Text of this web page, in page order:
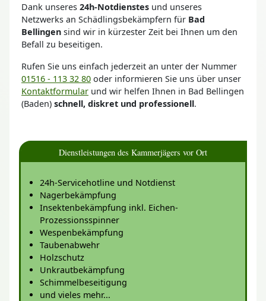
Dank unseres 24h-Notdienstes und unseres
Netzwerks an Schädlingsbekämpfern für Bad
Bellingen sind wir in kürzester Zeit bei Ihnen um den
Befall zu beseitigen.
Rufen Sie uns einfach jederzeit an unter der Nummer
01516 - 113 32 80 oder informieren Sie uns über unser
Kontaktformular und wir helfen Ihnen in Bad Bellingen
(Baden) schnell, diskret und professionell.
Dienstleistungen des Kammerjägers vor Ort
24h-Servicehotline und Notdienst
Nagerbekämpfung
Insektenbekämpfung inkl. Eichen-
Prozessionsspinner
Wespenbekämpfung
Taubenabwehr
Holzschutz
Unkrautbekämpfung
Schimmelbeseitigung
und vieles mehr...